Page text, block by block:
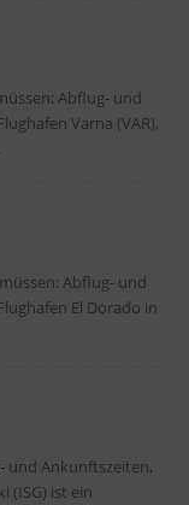
Abflug- und
Abflug- und